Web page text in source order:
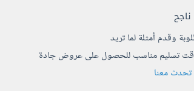
وقدم أمثلة لما تريد
تسليم مناسب للحصول على عروض جادة
تحدث معنا